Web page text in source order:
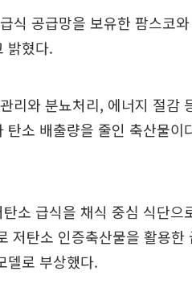
식 공급망을 보유한 팜스코
밝혔다.
리와 분뇨처리, 에너지 절감
탄소 배출량을 줄인 축산물이
소 급식을 채식 중심 식단으
저탄소 인증축산물을 활용
델로 부상했다.